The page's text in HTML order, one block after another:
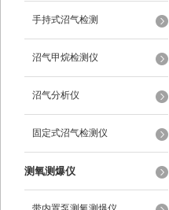
手持式沼气检测
沼气甲烷检测仪
沼气分析仪
固定式沼气检测仪
测氧测爆仪